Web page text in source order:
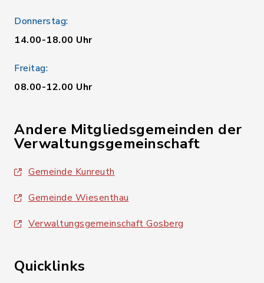
Donnerstag:
14.00-18.00 Uhr
Freitag:
08.00-12.00 Uhr
Andere Mitgliedsgemeinden der
Verwaltungsgemeinschaft
Gemeinde Kunreuth
Gemeinde Wiesenthau
Verwaltungsgemeinschaft Gosberg
Quicklinks